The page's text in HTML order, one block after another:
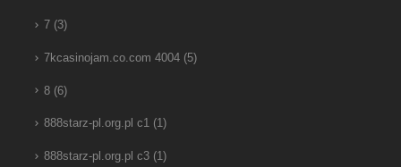
7(3)
7kcasinojam.co.com 4004(5)
8(6)
888starz-pl.org.pl c1(1)
888starz-pl.org.pl c3(1)